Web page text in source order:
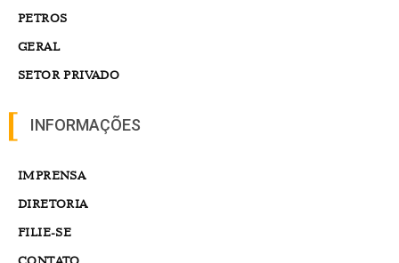
PETROS
GERAL
SETOR PRIVADO
INFORMAÇÕES
IMPRENSA
DIRETORIA
FILIE-SE
CONTATO